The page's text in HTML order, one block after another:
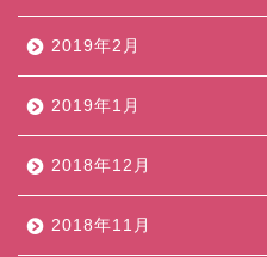
2019年2月
2019年1月
2018年12月
2018年11月